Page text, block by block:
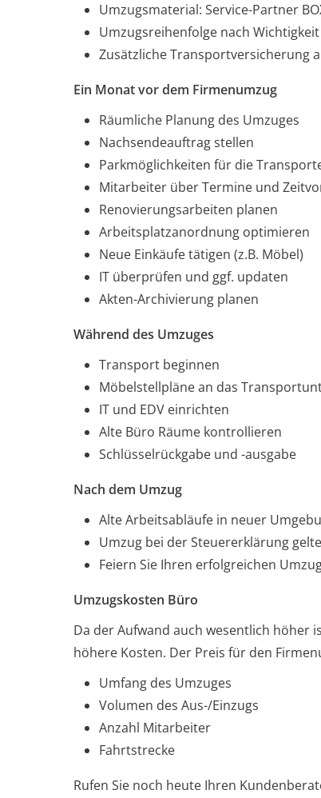
Umzugsmaterial: Service-Partner
Umzugsreihenfolge nach
Zusätzliche Transportversicherung
Ein Monat vor dem Firmenumzug
Räumliche Planung des Umzuges
Nachsendeauftrag stellen
Parkmöglichkeiten für die
Mitarbeiter über Termine und
Renovierungsarbeiten planen
Arbeitsplatzanordnung optimieren
Neue Einkäufe tätigen (z.B. Möbel)
IT überprüfen und ggf. updaten
Akten-Archivierung planen
Während des Umzuges
Transport beginnen
Möbelstellpläne an das
IT und EDV einrichten
Alte Büro Räume kontrollieren
Schlüsselrückgabe und -ausgabe
Nach dem Umzug
Alte Arbeitsabläufe in neuer
Umzug bei der Steuererklärung
Feiern Sie Ihren erfolgreichen
Umzugskosten Büro
Da der Aufwand auch wesentlich höher
höhere Kosten. Der Preis für den
Umfang des Umzuges
Volumen des Aus-/Einzugs
Anzahl Mitarbeiter
Fahrtstrecke
Rufen Sie noch heute Ihren